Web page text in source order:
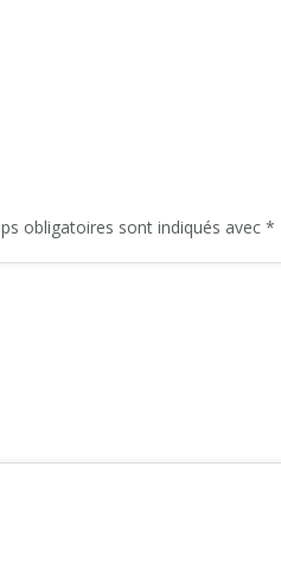
obligatoires sont indiqués avec *